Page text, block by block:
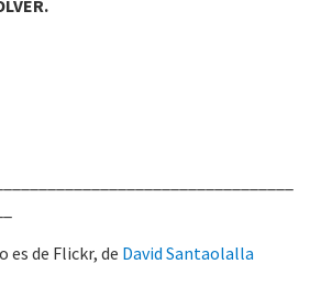
es de Flickr, de David Santaolalla